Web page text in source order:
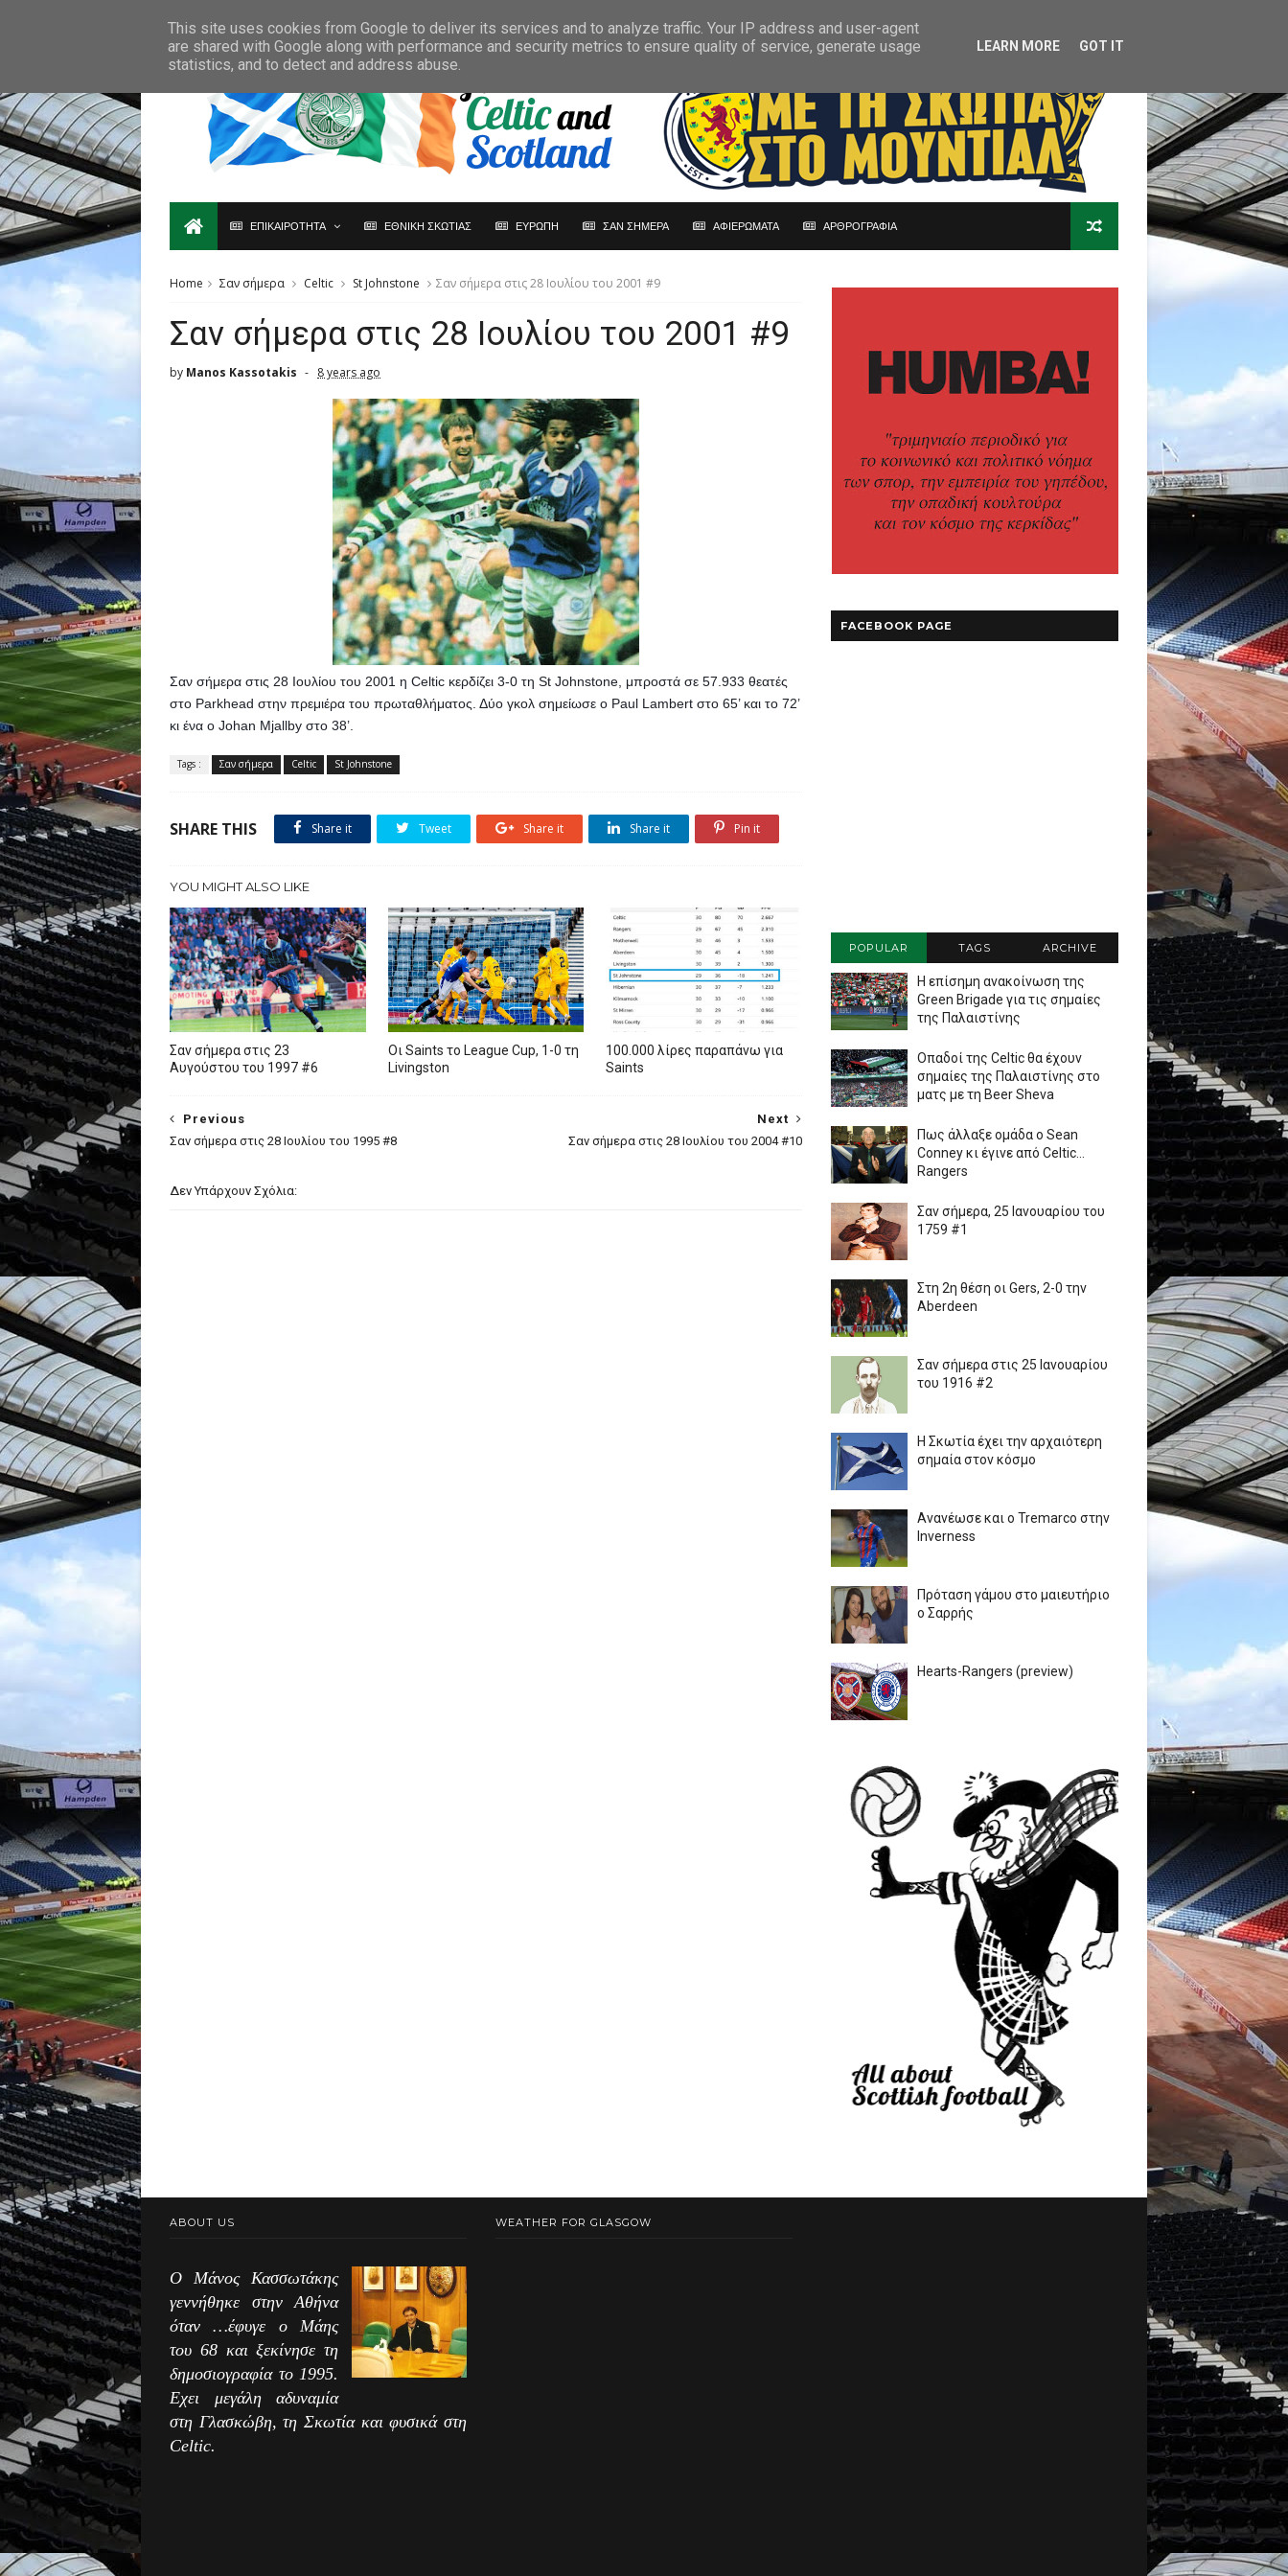
ΕΠΙΚΑΙΡΟΤΗΤΑ ΕΘΝΙΚΗ ΣΚΩΤΙΑΣ ΕΥΡΩΠΗ ΣΑΝ ΣΗΜΕΡΑ ΑΦΙΕΡΩΜΑΤΑ ΑΡΘΡΟΓΡΑΦΙΑ
Home Σαν σήμερα Celtic St Johnstone Σαν σήμερα στις 28 Ιουλίου του 2001 #9
Σαν σήμερα στις 28 Ιουλίου του 2001 #9
by Manos Kassotakis 8 years ago
Σαν σήμερα στις 28 Ιουλίου του 2001 η Celtic κερδίζει 3-0 τη St Johnstone, μπροστά σε 57.933 θεατές
στο Parkhead στην πρεμιέρα του πρωταθλήματος. Δύο γκολ σημείωσε ο Paul Lambert στο 65’ και το 72’
κι ένα ο Johan Mjallby στο 38’.
Tags : Σαν σήμερα Celtic St Johnstone
SHARE THIS Share it Tweet Share it Share it Pin it
YOU MIGHT ALSO LIKE
Σαν σήμερα στις 23
Αυγούστου του 1997 #6
Oι Saints το League Cup, 1-0 τη
Livingston
100.000 λίρες παραπάνω για
Saints
Next
Σαν σήμερα στις 28 Ιουλίου του 2004 #10
Previous
Σαν σήμερα στις 28 Ιουλίου του 1995 #8
Δεν Υπάρχουν Σχόλια:
FACEBOOK PAGE
POPULAR TAGS ARCHIVE
Η επίσημη ανακοίνωση της
Green Brigade για τις σημαίες
της Παλαιστίνης
Οπαδοί της Celtic θα έχουν
σημαίες της Παλαιστίνης στο
ματς με τη Beer Sheva
Πως άλλαξε ομάδα ο Sean
Conney κι έγινε από Celtic...
Rangers
Σαν σήμερα, 25 Ιανουαρίου του
1759 #1
Στη 2η θέση οι Gers, 2-0 την
Aberdeen
Σαν σήμερα στις 25 Ιανουαρίου
του 1916 #2
Η Σκωτία έχει την αρχαιότερη
σημαία στον κόσμο
Ανανέωσε και ο Tremarco στην
Inverness
Πρόταση γάμου στο μαιευτήριο
ο Σαρρής
Hearts-Rangers (preview)
ABOUT US
Ο Μάνος Κασσωτάκης
γεννήθηκε στην Αθήνα
όταν …έφυγε ο Μάης
του 68 και ξεκίνησε τη
δημοσιογραφία το 1995.
Εχει μεγάλη αδυναμία
στη Γλασκώβη, τη Σκωτία και φυσικά στη
Celtic.
WEATHER FOR GLASGOW
This site uses cookies from Google to deliver its services and to analyze traffic. Your IP address and user-agent
are shared with Google along with performance and security metrics to ensure quality of service, generate usage
statistics, and to detect and address abuse.
LEARN MORE GOT IT